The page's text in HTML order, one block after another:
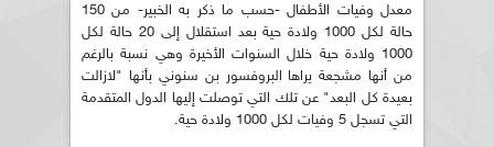
معدل وفيات الأطفال -حسب ما ذكر به الخبير- من 150
حالة لكل 1000 ولادة حية بعد استقلال إلى 20 حالة لكل
1000 ولادة حية خلال السنوات الأخيرة وهي نسبة بالرغم
من أنها مشجعة يراها البروفسور بن سنوني بأنها "لازالت
بعيدة كل البعد" عن تلك التي توصلت إليها الدول المتقدمة
التي تسجل 5 وفيات لكل 1000 ولادة حية.